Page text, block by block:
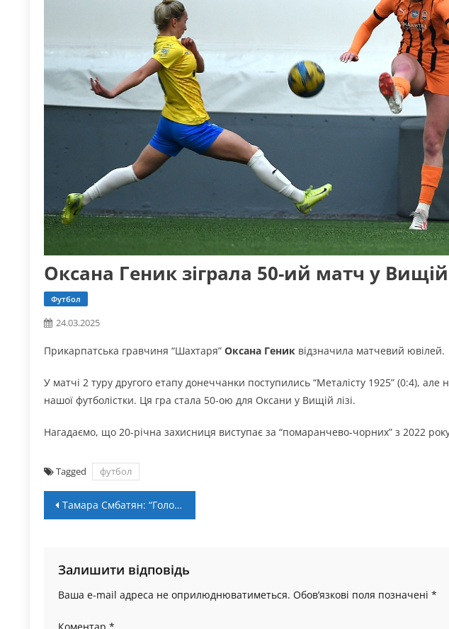
Оксана Геник зіграла 50-ий матч у Вищій
Футбол
24.03.2025
Прикарпатська гравчиня “Шахтаря” Оксана Геник відзначила матчевий ювілей.
У матчі 2 туру другого етапу донеччанки поступились “Металісту 1925” (0:4),
нашої футболістки. Ця гра стала 50-ою для Оксани у Вищій лізі.
Нагадаємо, що 20-річна захисниця виступає за “помаранчево-чорних” з 2022
Tagged футбол
Навігація
Тамара Смбатян: “Головний суперник – збірна Сербії”
Залишити відповідь
Ваша e-mail адреса не оприлюднюватиметься. Обов’язкові поля позначені *